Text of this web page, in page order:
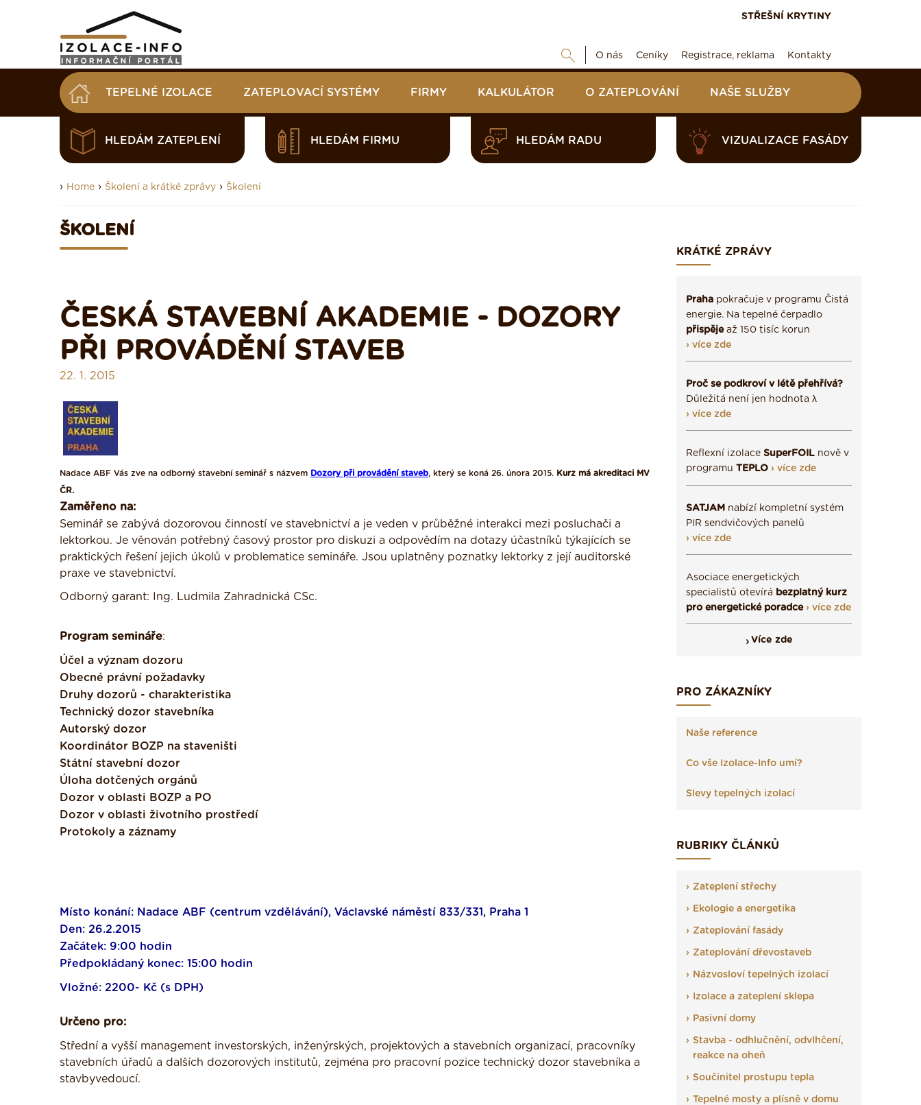
STŘEŠNÍ KRYTINY
O nás Ceníky Registrace, reklama Kontakty
TEPELNÉ IZOLACE ZATEPLOVACÍ SYSTÉMY FIRMY KALKULÁTOR O ZATEPLOVÁNÍ NAŠE SLUŽBY
HLEDÁM ZATEPLENÍ HLEDÁM FIRMU HLEDÁM RADU VIZUALIZACE FASÁDY
› Home › Školení a krátké zprávy › Školení
ŠKOLENÍ
ČESKÁ STAVEBNÍ AKADEMIE - DOZORY
PŘI PROVÁDĚNÍ STAVEB
22. 1. 2015
Nadace ABF Vás zve na odborný stavební seminář s názvem Dozory při provádění staveb, který se koná 26. února 2015. Kurz má akreditaci MV
ČR.
Zaměřeno na:
Seminář se zabývá dozorovou činností ve stavebnictví a je veden v průběžné interakci mezi posluchači a
lektorkou. Je věnován potřebný časový prostor pro diskuzi a odpovědím na dotazy účastníků týkajících se
praktických řešení jejich úkolů v problematice semináře. Jsou uplatněny poznatky lektorky z její auditorské
praxe ve stavebnictví.
Odborný garant: Ing. Ludmila Zahradnická CSc.
Program semináře:
Účel a význam dozoru
Obecné právní požadavky
Druhy dozorů - charakteristika
Technický dozor stavebníka
Autorský dozor
Koordinátor BOZP na staveništi
Státní stavební dozor
Úloha dotčených orgánů
Dozor v oblasti BOZP a PO
Dozor v oblasti životního prostředí
Protokoly a záznamy
Místo konání: Nadace ABF (centrum vzdělávání), Václavské náměstí 833/331, Praha 1
Den: 26.2.2015
Začátek: 9:00 hodin
Předpokládaný konec: 15:00 hodin
Vložné: 2200- Kč (s DPH)
Určeno pro:
Střední a vyšší management investorských, inženýrských, projektových a stavebních organizací, pracovníky
stavebních úřadů a dalších dozorových institutů, zejména pro pracovní pozice technický dozor stavebníka a
stavbyvedoucí.
KRÁTKÉ ZPRÁVY
Praha pokračuje v programu Čistá
energie. Na tepelné čerpadlo
přispějeaž 150 tisíc korun
› více zde
Proč se podkroví v létě přehřívá?
Důležitá není jen hodnota λ
› více zde
Reflexní izolace SuperFOIL nově v
programu TEPLO › více zde
SATJAM nabízí kompletní systém
PIR sendvičových panelů
› více zde
Asociace energetických
specialistů otevírá bezplatný kurz
pro energetické poradce › více zde
Více zde
PRO ZÁKAZNÍKY
Naše reference
Co vše Izolace-Info umí?
Slevy tepelných izolací
RUBRIKY ČLÁNKŮ
Zateplení střechy
Ekologie a energetika
Zateplování fasády
Zateplování dřevostaveb
Názvosloví tepelných izolací
Izolace a zateplení sklepa
Pasivní domy
Stavba - odhlučnění, odvlhčení,
reakce na oheň
Součinitel prostupu tepla
Tepelné mosty a plísně v domu